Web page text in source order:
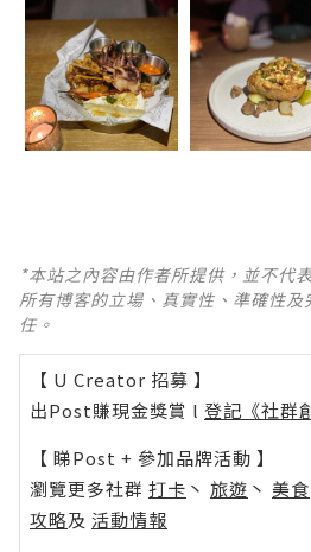
*本站之內容由作者所提供，並不代
所有博客的立場、真實性、準確性
任。
【 U Creator 招募 】
出Post賺現金獎賞 l 登記《社群
【 睇Post + 參加品牌活動 】
瀏覽更多社群 打卡 丶 旅遊 丶 美食
攻略及 活動情報